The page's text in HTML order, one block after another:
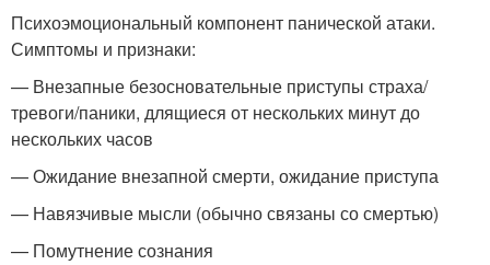
Психоэмоциональный компонент панической атаки.
Симптомы и признаки:
— Внезапные безосновательные приступы страха/
тревоги/паники, длящиеся от нескольких минут до
нескольких часов
— Ожидание внезапной смерти, ожидание приступа
— Навязчивые мысли (обычно связаны со смертью)
— Помутнение сознания